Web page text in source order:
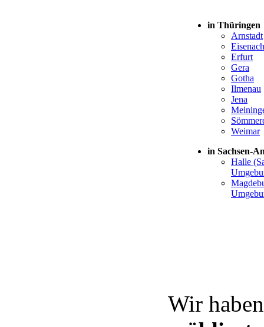
in Thüringen
Arnstadt
Eisenach
Erfurt
Gera
Gotha
Ilmenau
Jena
Weimar
in Sachsen-
Halle
Wir